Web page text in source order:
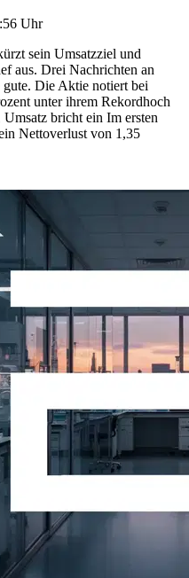
Uhr
sein Umsatzziel und
aus. Drei Nachrichten an
gute. Die Aktie notiert bei
unter ihrem Rekordhoch
bricht ein Im ersten
Nettoverlust von 1,35